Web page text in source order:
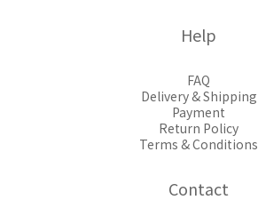
Help
FAQ
Delivery & Shipping
Payment
Return Policy
Terms & Conditions
Contact